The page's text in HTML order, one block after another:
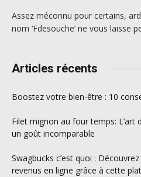
Assez méconnu pour certains,
nom ‘Fdesouche’ ne vous laisse
Articles récents
Boostez votre bien-être : 10
Filet mignon au four temps: L’art
un goût incomparable
Swagbucks c’est quoi :
revenus en ligne grâce à cette